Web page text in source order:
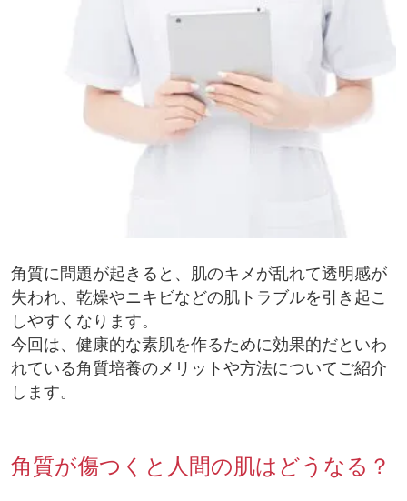
角質に問題が起きると、肌のキメが乱れて透明感が
失われ、乾燥やニキビなどの肌トラブルを引き起こ
しやすくなります。
今回は、健康的な素肌を作るために効果的だといわ
れている角質培養のメリットや方法についてご紹介
します。
角質が傷つくと人間の肌はどうなる？